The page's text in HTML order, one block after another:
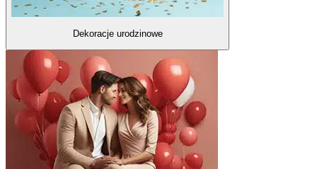
Dekoracje urodzinowe